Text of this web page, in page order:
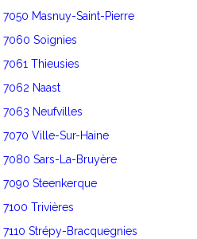
Masnuy-Saint-Pierre
Soignies
Thieusies
Naast
Neufvilles
Ville-Sur-Haine
Sars-La-Bruyère
Steenkerque
Trivières
Strépy-Bracquegnies